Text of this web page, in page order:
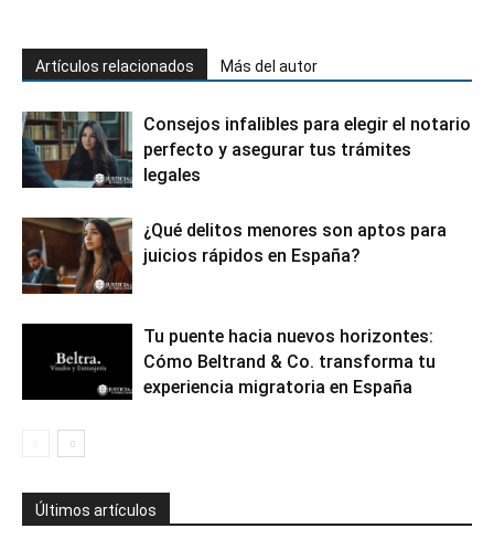
Artículos relacionados Más del autor
Consejos infalibles para elegir el notario
perfecto y asegurar tus trámites
legales
¿Qué delitos menores son aptos para
juicios rápidos en España?
Tu puente hacia nuevos horizontes:
Cómo Beltrand & Co. transforma tu
experiencia migratoria en España
Últimos artículos